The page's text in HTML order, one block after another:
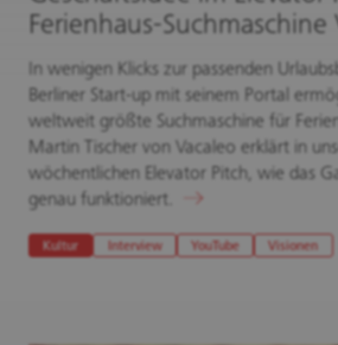
Ferienhaus-Suchmaschine
In wenigen Klicks zur passenden
Berliner Start-up mit seinem Portal
weltweit größte Suchmaschine für
Martin Tischer von Vacaleo erklärt in
wöchentlichen Elevator Pitch, wie das
genau funktioniert.
Kultur Interview YouTube Visionen